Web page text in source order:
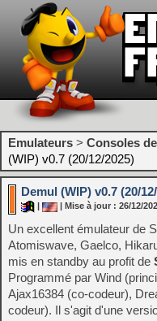
Emulateurs > Consoles
(WIP) v0.7 (20/12/2025)
Demul (WIP) v0.7 (20/
| Mise à jour : 26/12/
Un excellent émulateur de
Atomiswave, Gaelco,
mis en standby au profit de
Programmé par Wind
Ajax16384 (co-codeur),
codeur). Il s'agit d'une